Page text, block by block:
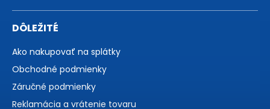
DÔLEŽITÉ
Ako nakupovať na splátky
Obchodné podmienky
Záručné podmienky
Reklamácia a vrátenie tovaru